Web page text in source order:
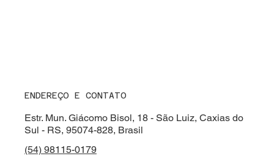
ENDEREÇO E CONTATO
Estr. Mun. Giácomo Bisol, 18 - São Luiz, Caxias do
Sul - RS, 95074-828, Brasil
(54) 98115-0179